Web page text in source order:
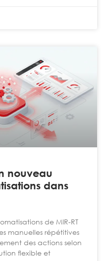
nouveau
dans
de MIR-RT
manuelles répétitives
des actions selon
flexible et